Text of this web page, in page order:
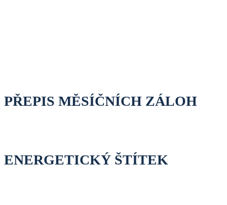
PŘEPIS MĚSÍČNÍCH ZÁLOH
ENERGETICKÝ ŠTÍTEK